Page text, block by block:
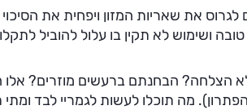
את שאריות המזון ויפחית את
ושימוש לא תקין בו עלול להוביל
הצלחה? הבחנתם ברעשים מוזרים?
מה תוכלו לעשות לגמריי לבד